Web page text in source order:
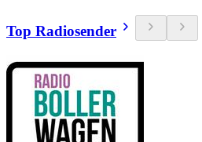
Top Radiosender